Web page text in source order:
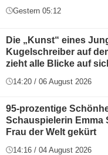
Gestern 05:12
Die „Kunst“ eines
Kugelschreiber auf
zieht alle Blicke auf
14:20 / 06 August 2026
95-prozentige
Schauspielerin Emma
Frau der Welt gekürt
14:16 / 04 August 2026